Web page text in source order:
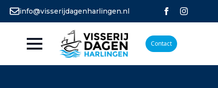
info@visserijdagenharlingen.nl
Contact